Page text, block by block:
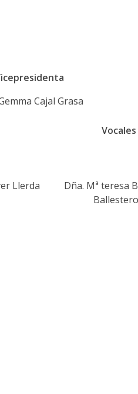
Cajal Grasa
Vocales
Llerda
Dña. Mª teresa